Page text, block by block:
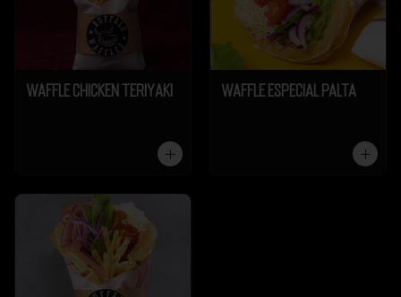
Waffle Chicken Teriyaki Waffle Especial Palta